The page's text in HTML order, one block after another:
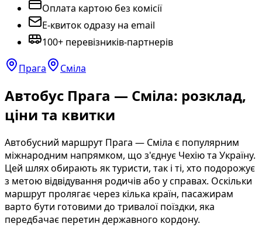
Оплата картою без комісії
E-квиток одразу на email
100+ перевізників-партнерів
Прага Сміла
Автобус Прага — Сміла: розклад,
ціни та квитки
Автобусний маршрут Прага — Сміла є популярним
міжнародним напрямком, що з'єднує Чехію та Україну.
Цей шлях обирають як туристи, так і ті, хто подорожує
з метою відвідування родичів або у справах. Оскільки
маршрут пролягає через кілька країн, пасажирам
варто бути готовими до тривалої поїздки, яка
передбачає перетин державного кордону.